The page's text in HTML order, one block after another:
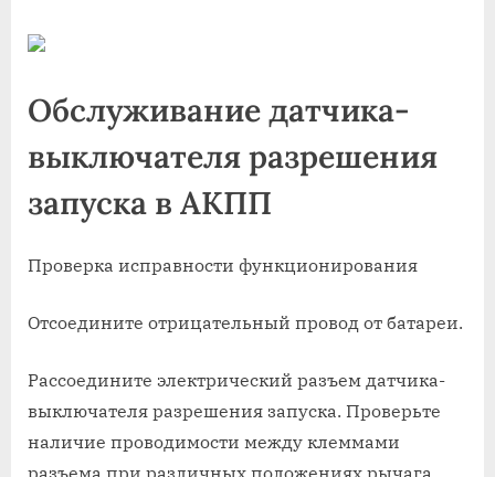
Обслуживание датчика-
выключателя разрешения
запуска в АКПП
Проверка исправности функционирования
Отсоедините отрицательный провод от батареи.
Рассоедините электрический разъем датчика-
выключателя разрешения запуска. Проверьте
наличие проводимости между клеммами
разъема при различных положениях рычага